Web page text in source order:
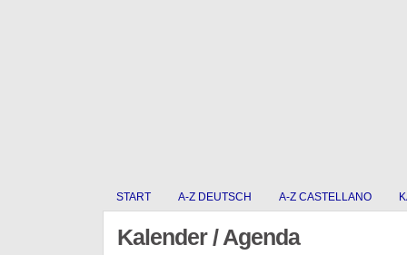
START A-Z DEUTSCH A-Z CASTELLANO
Kalender / Agenda